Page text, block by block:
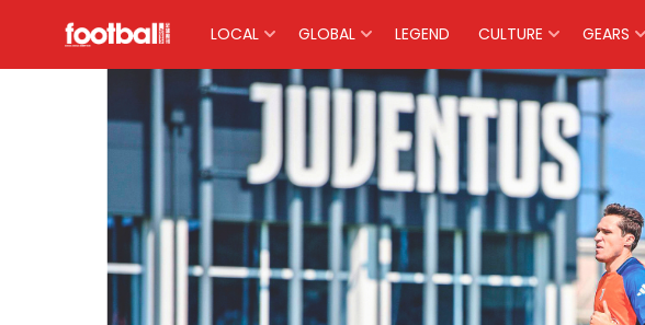
LOCAL GLOBAL LEGEND CULTURE GEARS